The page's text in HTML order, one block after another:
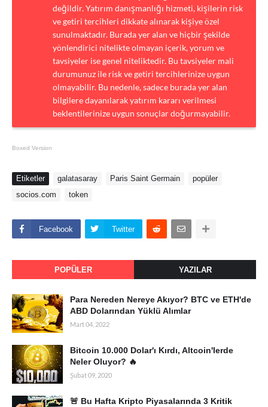
değildir. Yatırım danışmanlığı hizmeti, kişilerin risk
ve getiri tercihleri dikkate alınarak kişiye özel
sunulmaktadır. Burada yer alan ve hiçbir şekilde
yönlendirici nitelikte olmayan içerik, yorum ve
tavsiyeler ise genel niteliktedir. Bu tavsiyeler mali
durumunuz ile risk ve getiri tercihlerinize uygun
olmayabilir. Bu nedenle, sadece burada yer alan
bilgilere dayanılarak yatırım kararı verilmesi
beklentilerinize uygun sonuçlar doğurmayabilir.
Boxed Version
Etiketler galatasaray Paris Saint Germain
popüler
socios.com
token
Facebook Twitter
POPÜLER YAZILAR
Para Nereden Nereye Akıyor? BTC ve ETH'de
ABD Dolarından Yüklü Alımlar
Mart 04, 2022
Bitcoin 10.000 Dolar'ı Kırdı, Altcoin'lerde
Neler Oluyor? 🔥
Şubat 09, 2020
🚨 Bu Hafta Kripto Piyasalarında 3 Kritik